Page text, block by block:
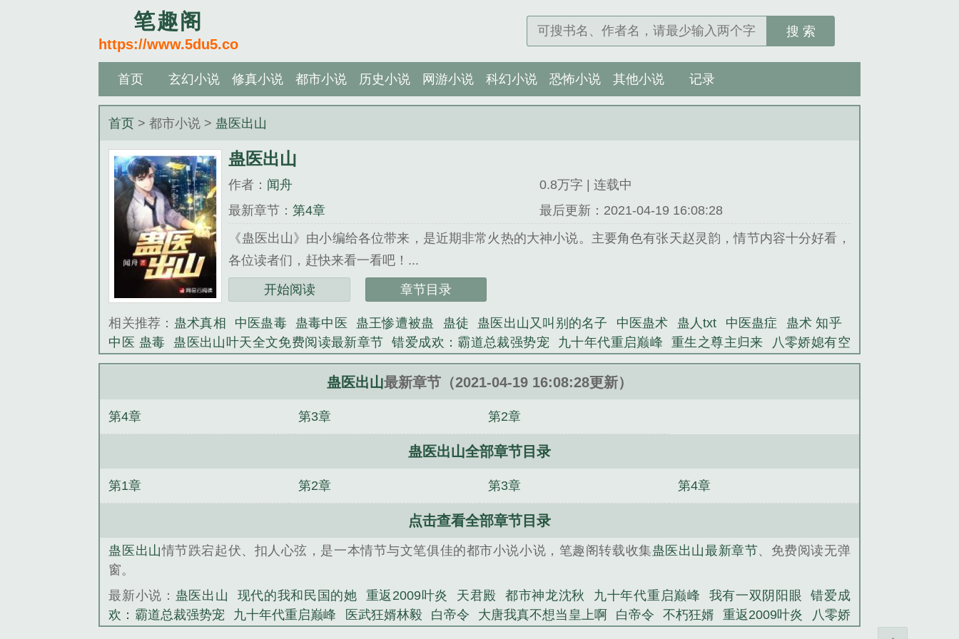
笔趣阁
https://www.5du5.co
搜 索
首页 玄幻小说 修真小说 都市小说 历史小说 网游小说 科幻小说 恐怖小说 其他小说 记录
首页 > 都市小说 > 蛊医出山
蛊医出山
作者： 闻舟
0.8万字 | 连载中
最新章节：第4章
最后更新：2021-04-19 16:08:28
《蛊医出山》由小编给各位带来，是近期非常火热的大神小说。主要角色有张天赵灵韵，情节内容十分好看，
各位读者们，赶快来看一看吧！...
《蛊医出山》是闻舟精心创作的都市小说类小说。
开始阅读 章节目录
相关推荐： 蛊术真相 中医蛊毒 蛊毒中医 蛊王惨遭被蛊 蛊徒 蛊医出山又叫别的名子 中医蛊术 蛊人txt 中医蛊症
蛊术 知乎
中医 蛊毒
蛊医出山叶天全文免费阅读最新章节 错爱成欢：霸道总裁强势宠 九十年代重启巅峰 重生之尊主归来
八零娇媳有空
间 我有一双阴阳眼 天君殿 都市神龙沈秋 叶君临陈诗雨依依 重返2009叶炎 白帝令 我有一双阴阳眼 现代的我和民国的她 九
重返2009叶炎 医武狂婿林毅 大唐我真不想当皇上啊 白帝令
蛊医出山最新章节（2021-04-19 16:08:28更新）
第4章 第3章 第2章
蛊医出山全部章节目录
第1章 第2章 第3章 第4章
点击查看全部章节目录
蛊医出山情节跌宕起伏、扣人心弦，是一本情节与文笔俱佳的都市小说小说，笔趣阁转载收集蛊医出山最新章节、免费阅读无弹
窗。
最新小说： 蛊医出山 现代的我和民国的她 重返2009叶炎 天君殿 都市神龙沈秋 九十年代重启巅峰 我有一双阴阳眼
错爱成
欢：霸道总裁强势宠
九十年代重启巅峰 医武狂婿林毅 白帝令 大唐我真不想当皇上啊 白帝令 不朽狂婿 重返2009叶炎
八零娇